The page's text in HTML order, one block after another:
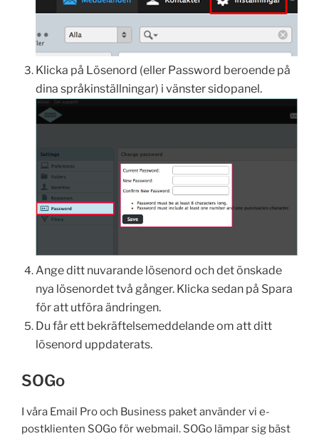
Klicka på Lösenord (eller Password beroende på
dina språkinställningar) i vänster sidopanel.
Ange ditt nuvarande lösenord och det önskade
nya lösenordet två gånger. Klicka sedan på Spara
för att utföra ändringen.
Du får ett bekräftelsemeddelande om att ditt
lösenord uppdaterats.
SOGo
I våra Email Pro och Business paket använder vi e-
postklienten SOGo för webmail. SOGo lämpar sig bäst